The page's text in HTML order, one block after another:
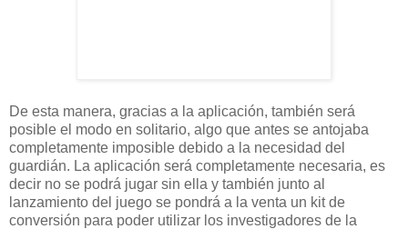
De esta manera, gracias a la aplicación, también será
posible el modo en solitario, algo que antes se antojaba
completamente imposible debido a la necesidad del
guardián. La aplicación será completamente necesaria, es
decir no se podrá jugar sin ella y también junto al
lanzamiento del juego se pondrá a la venta un kit de
conversión para poder utilizar los investigadores de la